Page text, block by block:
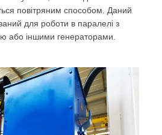
повітряним способом. Даний
для роботи в паралелі з
або іншими генераторами.